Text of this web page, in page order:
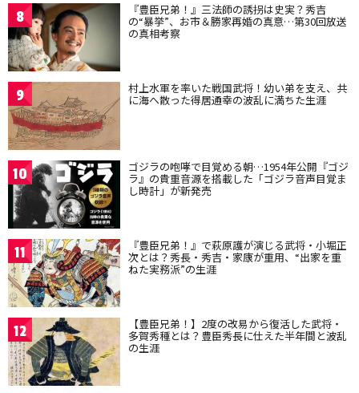
8 『豊臣兄弟！』三法師の誘拐は史実？秀吉
の“暴挙”、お市＆勝家再婚の真意…第30回放送
の真相考察
9 村上水軍を率いた戦国武将！幼い弟を支え、共
に海へ散った得居通幸の波乱に満ちた生涯
10 ゴジラの咆哮で目覚める朝…1954年公開『ゴジ
ラ』の貴重音源を搭載した「ゴジラ音声目覚ま
し時計」が新発売
11 『豊臣兄弟！』で萩原護が演じる武将・小堀正
次とは？秀長・秀吉・家康が重用、“出家を重
ねた実務派”の生涯
12 【豊臣兄弟！】2度の改易から復活した武将・
多賀秀種とは？豊臣秀長に仕えた半年間と波乱
の生涯